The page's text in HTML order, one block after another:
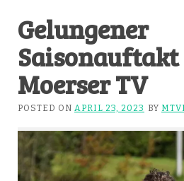
Gelungener
Saisonauftakt
Moerser TV
POSTED ON APRIL 23, 2023 BY